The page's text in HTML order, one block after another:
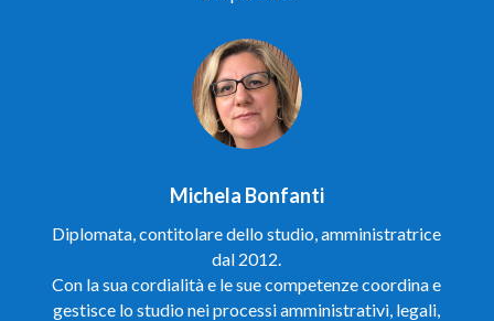
Michela Bonfanti
Diplomata, contitolare dello studio, amministratrice
dal 2012.
Con la sua cordialità e le sue competenze coordina e
gestisce lo studio nei processi amministrativi, legali,